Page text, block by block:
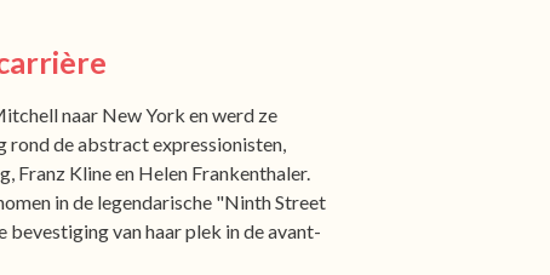
naar New York en werd ze
rond de abstract expressionisten,
Franz Kline en Helen Frankenthaler.
in de legendarische "Ninth Street
bevestiging van haar plek in de avant-